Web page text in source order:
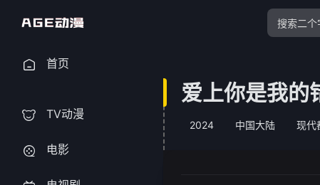
首页
TV动漫
电影
爱上你是我的
2024 中国大陆 现代